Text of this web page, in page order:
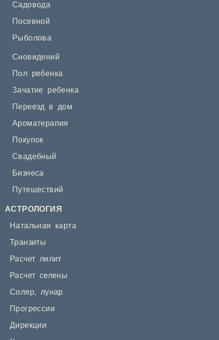
Садовода
Посевной
Рыболова
Сновидений
Пол ребенка
Зачатие ребенка
Переезд в дом
Ароматерапия
Покупок
Свадебный
Бизнеса
Путешествий
АСТРОЛОГИЯ
Натальная карта
Транзиты
Расчет лилит
Расчет селены
Соляр, лунар
Прогрессии
Дирекции